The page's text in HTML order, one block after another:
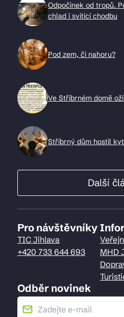
Odpočinek od tropů.
chlad i svítící chodbu
Pod zem, či nahoru?
Ve Stříbrném domě
Stříbrný dům hostil
Další
Pro návštěvníky
TIC Jihlava
+420 733 644 693
MHD
Odběr novinek